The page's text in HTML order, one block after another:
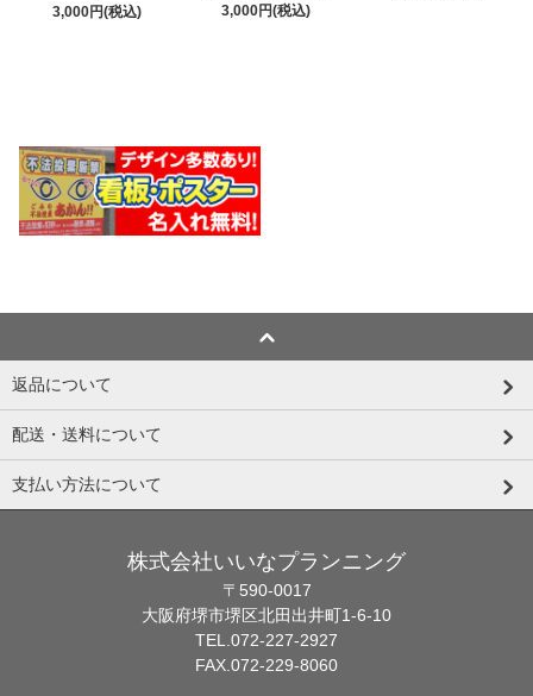
3,000円(税込)
3,000円(税込)
返品について
配送・送料について
支払い方法について
株式会社いいなプランニング
〒590-0017
大阪府堺市堺区北田出井町1-6-10
TEL.072-227-2927
FAX.072-229-8060